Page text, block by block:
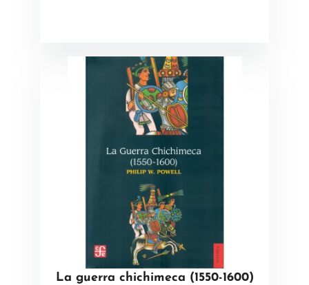
La guerra chichimeca (1550-1600)